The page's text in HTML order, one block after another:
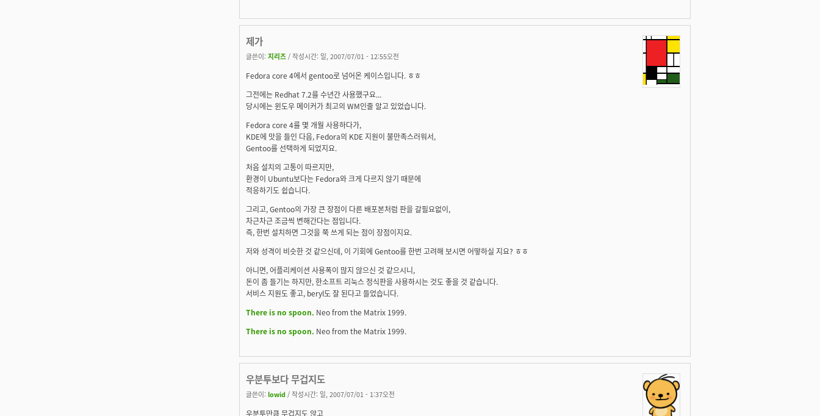
제가
글쓴이: 지리즈 / 작성시간: 일, 2007/07/01 - 12:55오전
Fedora core 4에서 gentoo로 넘어온 케이스입니다. ㅎㅎ
그전에는 Redhat 7.2를 수년간 사용했구요...
당시에는 윈도우 메이커가 최고의 WM인줄 알고 있었습니다.
Fedora core 4를 몇 개월 사용하다가,
KDE에 맛을 들인 다음, Fedora의 KDE 지원이 불만족스러워서,
Gentoo를 선택하게 되었지요.
처음 설치의 고통이 따르지만,
환경이 Ubuntu보다는 Fedora와 크게 다르지 않기 때문에
적응하기도 쉽습니다.
그리고, Gentoo의 가장 큰 장점이 다른 배포본처럼 판을 갈필요없이,
차근차근 조금씩 변해간다는 점입니다.
즉, 한번 설치하면 그것을 쭉 쓰게 되는 점이 장점이지요.
저와 성격이 비슷한 것 같으신데, 이 기회에 Gentoo를 한번 고려해 보시면 어떻하실 지요? ㅎㅎ
아니면, 어플리케이션 사용폭이 많지 않으신 것 같으시니,
돈이 좀 들기는 하지만, 한소프트 리눅스 정식판을 사용하시는 것도 좋을 것 같습니다.
서비스 지원도 좋고, beryl도 잘 된다고 들었습니다.
There is no spoon. Neo from the Matrix 1999.
There is no spoon. Neo from the Matrix 1999.
우분투보다 무겁지도
글쓴이: lowid / 작성시간: 일, 2007/07/01 - 1:37오전
우분투만큼 무겁지도 않고